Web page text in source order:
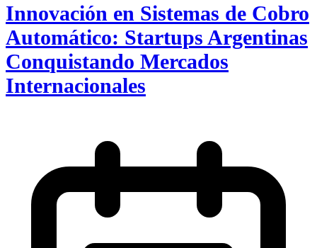
Innovación en Sistemas de Cobro
Automático: Startups Argentinas
Conquistando Mercados
Internacionales